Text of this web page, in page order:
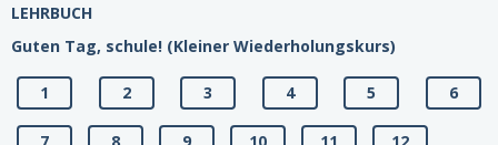
LEHRBUCH
Guten Tag, schule! (Kleiner Wiederholungskurs)
1 2 3 4 5 6